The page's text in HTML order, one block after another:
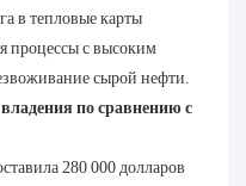
в тепловые карты
процессы с высоким
сырой нефти.
по сравнению с
280 000 долларов